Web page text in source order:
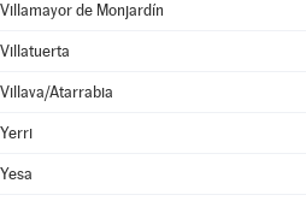
Villamayor de Monjardín
Villatuerta
Villava/Atarrabia
Yerri
Yesa